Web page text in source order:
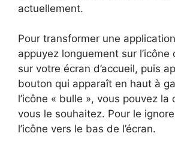
actuellement.
Pour transformer une
appuyez longuement sur l’icône
sur votre écran d’accueil, puis
bouton qui apparaît en haut à
l’icône « bulle », vous pouvez la
vous le souhaitez. Pour le
l’icône vers le bas de l’écran.